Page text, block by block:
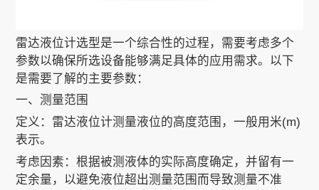
雷达液位计选型是一个综合性的过程，需要考虑多个
参数以确保所选设备能够满足具体的应用需求。以下
是需要了解的主要参数：
一、测量范围
定义：雷达液位计测量液位的高度范围，一般用米(m)
表示。
考虑因素：根据被测液体的实际高度确定，并留有一
定余量，以避免液位超出测量范围而导致测量不准